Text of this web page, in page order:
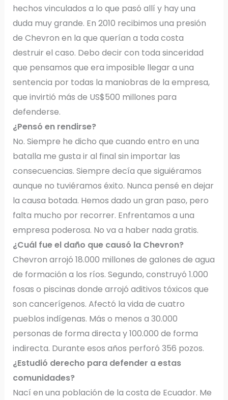
hechos vinculados a lo que pasó allí y hay una
duda muy grande. En 2010 recibimos una presión
de Chevron en la que querían a toda costa
destruir el caso. Debo decir con toda sinceridad
que pensamos que era imposible llegar a una
sentencia por todas la maniobras de la empresa,
que invirtió más de US$500 millones para
defenderse.
¿Pensó en rendirse?
No. Siempre he dicho que cuando entro en una
batalla me gusta ir al final sin importar las
consecuencias. Siempre decía que siguiéramos
aunque no tuviéramos éxito. Nunca pensé en dejar
la causa botada. Hemos dado un gran paso, pero
falta mucho por recorrer. Enfrentamos a una
empresa poderosa. No va a haber nada gratis.
¿Cuál fue el daño que causó la Chevron?
Chevron arrojó 18.000 millones de galones de agua
de formación a los ríos. Segundo, construyó 1.000
fosas o piscinas donde arrojó aditivos tóxicos que
son cancerígenos. Afectó la vida de cuatro
pueblos indígenas. Más o menos a 30.000
personas de forma directa y 100.000 de forma
indirecta. Durante esos años perforó 356 pozos.
¿Estudió derecho para defender a estas
comunidades?
Nací en una población de la costa de Ecuador. Me